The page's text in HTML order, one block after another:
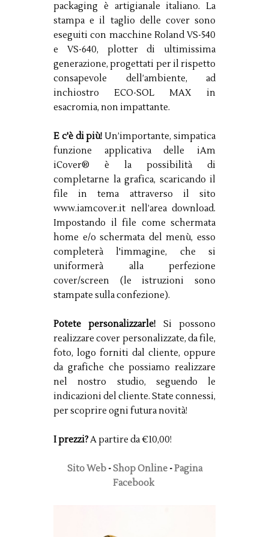
packaging è artigianale italiano. La
stampa e il taglio delle cover sono
eseguiti con macchine Roland VS-540
e VS-640, plotter di ultimissima
generazione, progettati per il rispetto
consapevole dell’ambiente, ad
inchiostro ECO-SOL MAX in
esacromia, non impattante.
E c'è di più!Un’importante, simpatica
funzione applicativa delle iAm
iCover® è la possibilità di
completarne la grafica, scaricando il
file in tema attraverso il sito
www.iamcover.it nell’area download.
Impostando il file come schermata
home e/o schermata del menù, esso
completerà l'immagine, che si
uniformerà alla perfezione
cover/screen (le istruzioni sono
stampate sulla confezione).
Potete personalizzarle! Si possono
realizzare cover personalizzate, da file,
foto, logo forniti dal cliente, oppure
da grafiche che possiamo realizzare
nel nostro studio, seguendo le
indicazioni del cliente. State connessi,
per scoprire ogni futura novità!
I prezzi?A partire da €10,00!
Sito Web-Shop Online-Pagina
Facebook